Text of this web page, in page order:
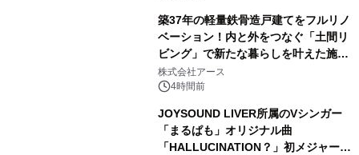
築37年の軽量鉄骨造戸建てをフルリノ
ベーション！内と外をつなぐ「土間リ
ビング」で新たな暮らしを叶えた施工
事例を株式会社アースが公開
株式会社アース
4時間前
JOYSOUND LIVER所属のVシンガー
「まるぱも」オリジナル曲
「HALLUCINATION？」初メジャー配